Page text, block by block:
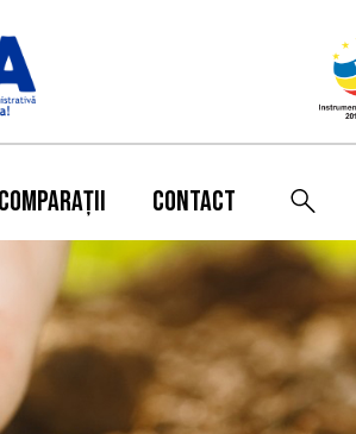
COMPARAȚII CONTACT